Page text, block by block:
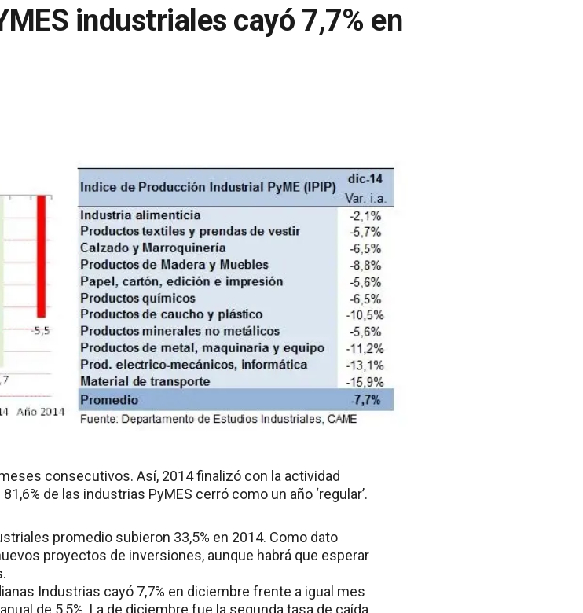
industriales cayó 7,7% en
consecutivos. Así, 2014 finalizó con la actividad
de las industrias PyMES cerró como un año ‘regular’.
promedio subieron 33,5% en 2014. Como dato
proyectos de inversiones, aunque habrá que esperar
Industrias cayó 7,7% en diciembre frente a igual mes